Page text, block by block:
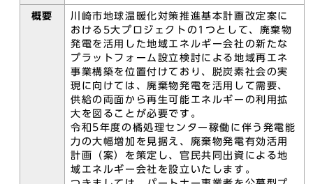
概要
川崎市地球温暖化対策推進基本計画改定案に
おける5大プロジェクトの1つとして、廃棄物
発電を活用した地域エネルギー会社の新たな
プラットフォーム設立検討による地域再エネ
事業構築を位置付けており、脱炭素社会の実
現に向けては、廃棄物発電を活用して需要、
供給の両面から再生可能エネルギーの利用拡
大を図ることが必要です。
令和5年度の橘処理センター稼働に伴う発電能
力の大幅増加を見据え、廃棄物発電有効活用
計画（案）を策定し、官民共同出資による地
域エネルギー会社を設立いたします。